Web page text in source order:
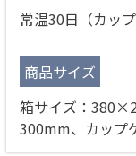
常温30日（カップ
商品サイズ
箱サイズ：
300mm、カップ